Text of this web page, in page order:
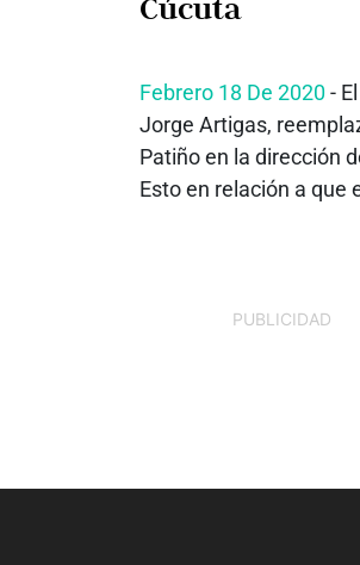
Cúcuta
Febrero 18 De 2020-
Jorge Artigas,
Patiño en la dirección
Esto en relación a que
PUBLICIDAD